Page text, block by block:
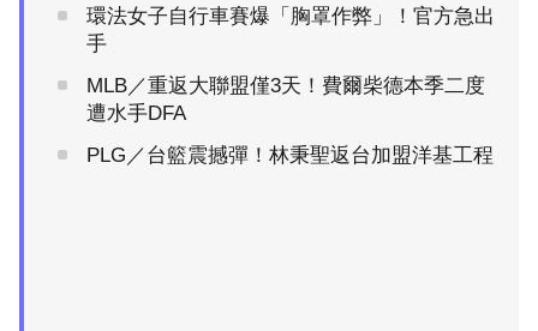
環法女子自行車賽爆「胸罩作弊」！官方急出
手
MLB／重返大聯盟僅3天！費爾柴德本季二度
遭水手DFA
PLG／台籃震撼彈！林秉聖返台加盟洋基工程